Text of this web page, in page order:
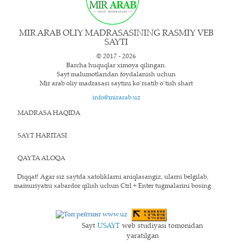
MIR ARAB OLIY MADRASASINING RASMIY VEB
SAYTI
© 2017 - 2026
Barcha huquqlar ximoya qilingan.
Sayt ma`lumotlaridan foydalanish uchun
Mir arab oliy madrasasi saytini ko‘rsatib o‘tish shart
info@mirarab.uz
MADRASA HAQIDA
SAYT HARITASI
QAYTA ALOQA
Diqqat! Agar siz saytda xatoliklarni aniqlasangiz, ularni belgilab,
ma`muriyatni xabardor qilish uchun Ctrl + Enter tugmalarini bosing
Sayt USAYT web studiyasi tomonidan
yaratilgan